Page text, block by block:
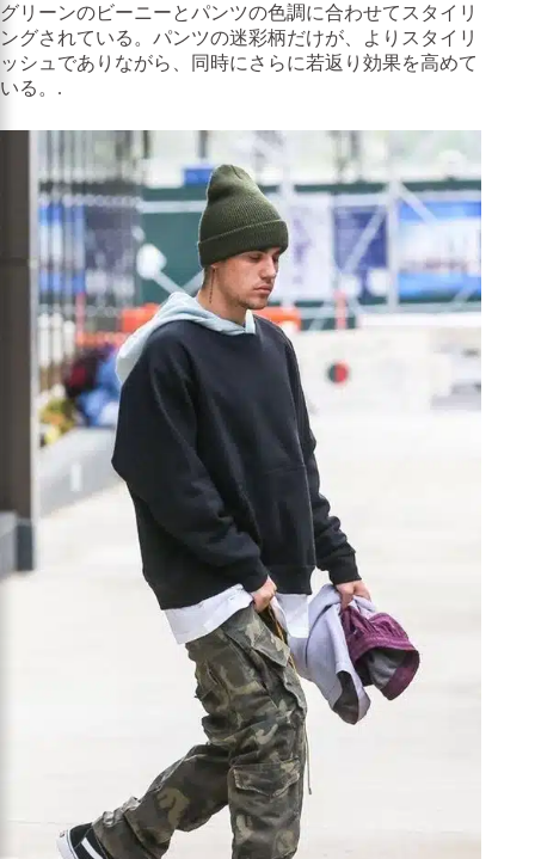
グリーンのビーニーとパンツの色調に合わせてスタイリ
ングされている。パンツの迷彩柄だけが、よりスタイリ
ッシュでありながら、同時にさらに若返り効果を高めて
いる。.